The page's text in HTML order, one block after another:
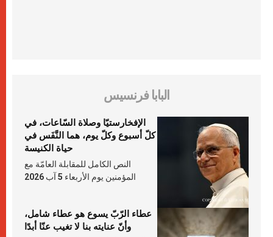
البابا فرنسيس
الإفخارستيّا وصلاة السّاعات، في
كلّ أسبوع وكلّ يوم، هما النَّفَس في
حياة الكنيسة
النص الكامل للمقابلة العامّة مع
المؤمنين يوم الأربعاء 5 آب 2026
عطاء الرّبّ يسوع هو عطاء شامل،
وأنّ عنايته بنا لا تغيب عنّا أبدًا